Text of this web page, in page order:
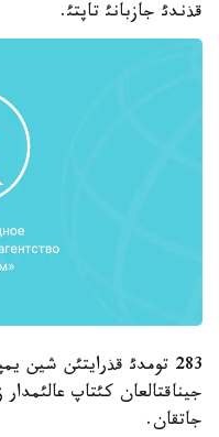
قذندئ جازبانئ تاپتئ.
283 تومدئ قذرايتئن شين
جيناقتالعان كئتاپ
جاتقان.